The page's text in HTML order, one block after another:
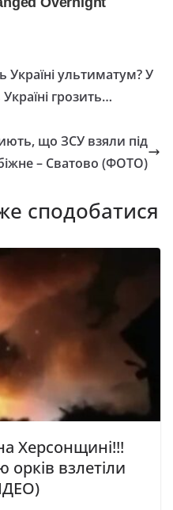
Україні ультиматум? У
грозить…
що ЗСУ взяли під
– Сватово (ФОТО)
сподобатися
Херсонщині!!!
орків взлетіли